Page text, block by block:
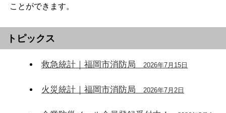
ことができます。
トピックス
救急統計｜福岡市消防局 2026年7月15日
火災統計｜福岡市消防局 2026年7月2日